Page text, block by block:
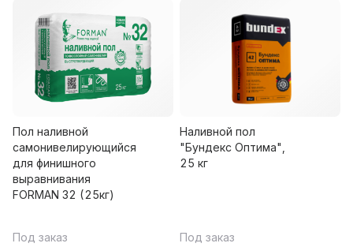
Пол наливной
самонивелирующийся
для финишного
выравнивания
FORMAN 32 (25кг)
Под заказ
Наливной пол
"Бундекс Оптима",
25 кг
Под заказ